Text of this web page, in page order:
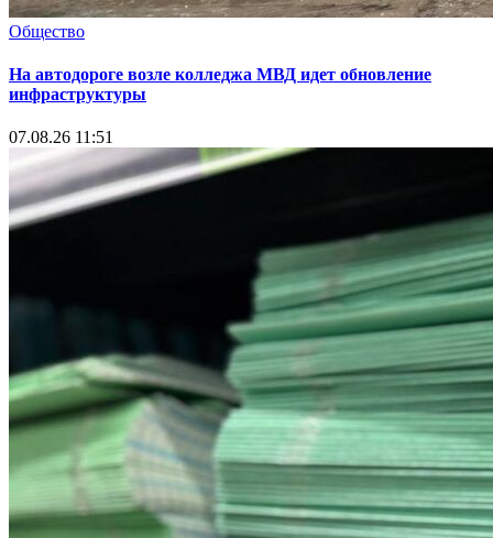
Общество
На автодороге возле колледжа МВД идет обновление
инфраструктуры
07.08.26 11:51